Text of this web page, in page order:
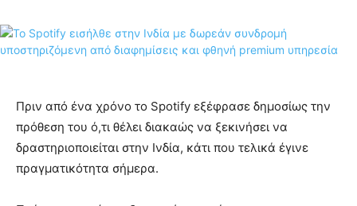
Πριν από ένα χρόνο το Spotify εξέφρασε δημοσίως την
πρόθεση του ό,τι θέλει διακαώς να ξεκινήσει να
δραστηριοποιείται στην Ινδία, κάτι που τελικά έγινε
πραγματικότητα σήμερα.